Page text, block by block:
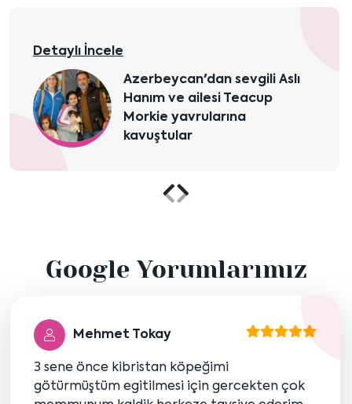
Detaylı İncele
Azerbeycan'dan sevgili Aslı
Hanım ve ailesi Teacup
Morkie yavrularına
kavuştular
Önceki
göster
göster
Google Yorumlarımız
Mehmet Tokay
3 sene önce kibristan köpeğimi
götürmüştüm egitilmesi için gercekten çok